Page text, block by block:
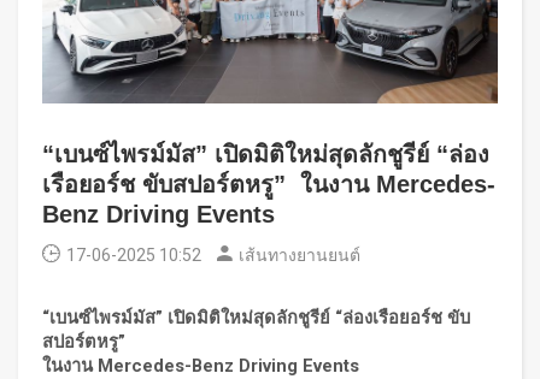
“เบนซ์ไพรม์มัส” เปิดมิติใหม่สุดลักชูรีย์ “ล่อง
เรือยอร์ช ขับสปอร์ตหรู” ในงาน Mercedes-
Benz Driving Events
17-06-2025 10:52 เส้นทางยานยนต์
“เบนซ์ไพรม์มัส” เปิดมิติใหม่สุดลักชูรีย์ “ล่องเรือยอร์ช ขับ
สปอร์ตหรู”
ในงาน Mercedes-Benz Driving Events